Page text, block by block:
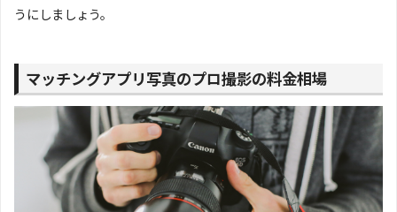
うにしましょう。
マッチングアプリ写真のプロ撮影の料金相場